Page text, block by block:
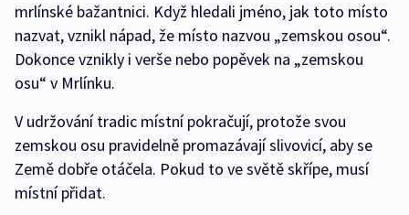
mrlínské bažantnici. Když hledali jméno, jak toto místo
nazvat, vznikl nápad, že místo nazvou „zemskou osou“.
Dokonce vznikly i verše nebo popěvek na „zemskou
osu“ v Mrlínku.
V udržování tradic místní pokračují, protože svou
zemskou osu pravidelně promazávají slivovicí, aby se
Země dobře otáčela. Pokud to ve světě skřípe, musí
místní přidat.